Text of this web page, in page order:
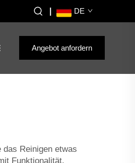
DE
Angebot anfordern
Reinigen etwas
Funktionalität.